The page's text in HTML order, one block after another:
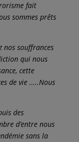
fait
sommes prêts
nos souffrances
qui nous
cette
de vie …..Nous
des
d’entre nous
sans la